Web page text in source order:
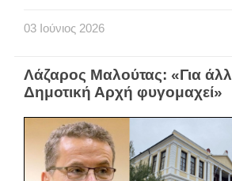
03 Ιούνιος 2026
Λάζαρος Μαλούτας: «Για
Δημοτική Αρχή φυγομαχεί»